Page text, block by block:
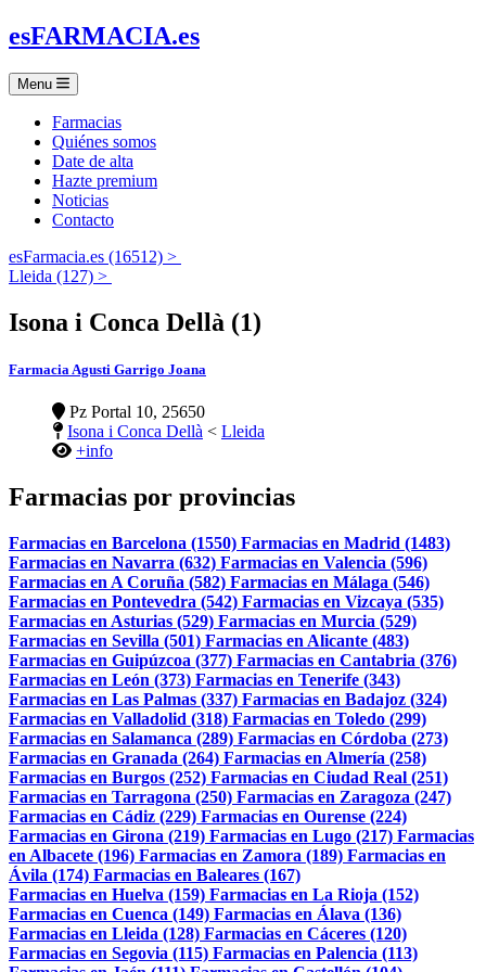
esFARMACIA.es
Menu
Farmacias
Quiénes somos
Date de alta
Hazte premium
Noticias
Contacto
esFarmacia.es (16512) >
Lleida (127) >
Isona i Conca Dellà (1)
Farmacia Agusti Garrigo Joana
Pz Portal 10, 25650
Isona i Conca Dellà < Lleida
+info
Farmacias por provincias
Farmacias en Barcelona (1550) Farmacias en Madrid (1483)
Farmacias en Navarra (632) Farmacias en Valencia (596)
Farmacias en A Coruña (582) Farmacias en Málaga (546)
Farmacias en Pontevedra (542) Farmacias en Vizcaya (535)
Farmacias en Asturias (529) Farmacias en Murcia (529)
Farmacias en Sevilla (501) Farmacias en Alicante (483)
Farmacias en Guipúzcoa (377) Farmacias en Cantabria (376)
Farmacias en León (373) Farmacias en Tenerife (343)
Farmacias en Las Palmas (337) Farmacias en Badajoz (324)
Farmacias en Valladolid (318) Farmacias en Toledo (299)
Farmacias en Salamanca (289) Farmacias en Córdoba (273)
Farmacias en Granada (264) Farmacias en Almería (258)
Farmacias en Burgos (252) Farmacias en Ciudad Real (251)
Farmacias en Tarragona (250) Farmacias en Zaragoza (247)
Farmacias en Cádiz (229) Farmacias en Ourense (224)
Farmacias en Girona (219) Farmacias en Lugo (217) Farmacias
en Albacete (196) Farmacias en Zamora (189) Farmacias en
Ávila (174) Farmacias en Baleares (167)
Farmacias en Huelva (159) Farmacias en La Rioja (152)
Farmacias en Cuenca (149) Farmacias en Álava (136)
Farmacias en Lleida (128) Farmacias en Cáceres (120)
Farmacias en Segovia (115) Farmacias en Palencia (113)